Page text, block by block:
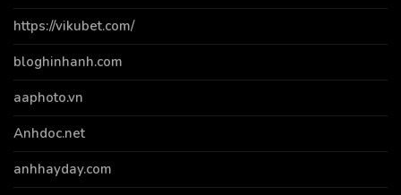
https://vikubet.com/
bloghinhanh.com
aaphoto.vn
Anhdoc.net
anhhayday.com